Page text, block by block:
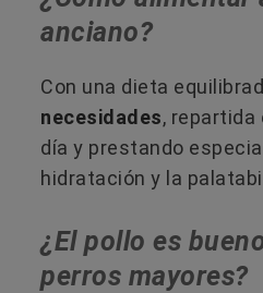
anciano?
Con una dieta
necesidades, repartida
día y prestando
hidratación y la
¿El pollo es
perros mayores?